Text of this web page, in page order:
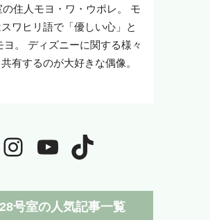
の住人モヨ・ワ・ウポレ。 モ
ワヒリ語で「優しい心」と
ヨ。 ディズニーに関する様々
有するのが大好きな偶像。
号室の人気記事一覧